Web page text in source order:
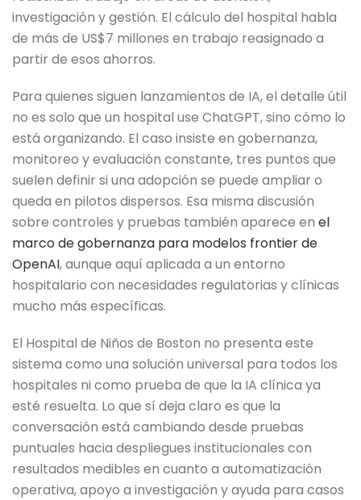
investigación y gestión. El cálculo del hospital habla
de más de US$7 millones en trabajo reasignado a
partir de esos ahorros.
Para quienes siguen lanzamientos de IA, el detalle útil
no es solo que un hospital use ChatGPT, sino cómo lo
está organizando. El caso insiste en gobernanza,
monitoreo y evaluación constante, tres puntos que
suelen definir si una adopción se puede ampliar o
queda en pilotos dispersos. Esa misma discusión
sobre controles y pruebas también aparece en el
marco de gobernanza para modelos frontier de
OpenAI, aunque aquí aplicada a un entorno
hospitalario con necesidades regulatorias y clínicas
mucho más específicas.
El Hospital de Niños de Boston no presenta este
sistema como una solución universal para todos los
hospitales ni como prueba de que la IA clínica ya
esté resuelta. Lo que sí deja claro es que la
conversación está cambiando desde pruebas
puntuales hacia despliegues institucionales con
resultados medibles en cuanto a automatización
operativa, apoyo a investigación y ayuda para casos